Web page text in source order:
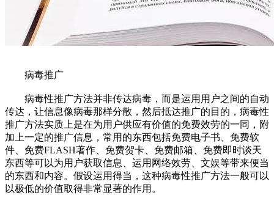
病毒推广
病毒性推广方法并非传达病毒，而是运用用户之间的自动
传达，让信息像病毒那样分散，然后抵达推广的目的，病毒性
推广方法实质上是在为用户供应有价值的免费效劳的一同，附
加上一定的推广信息，常用的东西包括免费电子书、免费软
件、免费FLASH著作、免费贺卡、免费邮箱、免费即时谈天
东西等可以为用户获取信息、运用网络效劳、文娱等带来便当
的东西和内容。假设运用得当，这种病毒性推广方法一般可以
以极低的价值取得非常显著的作用。